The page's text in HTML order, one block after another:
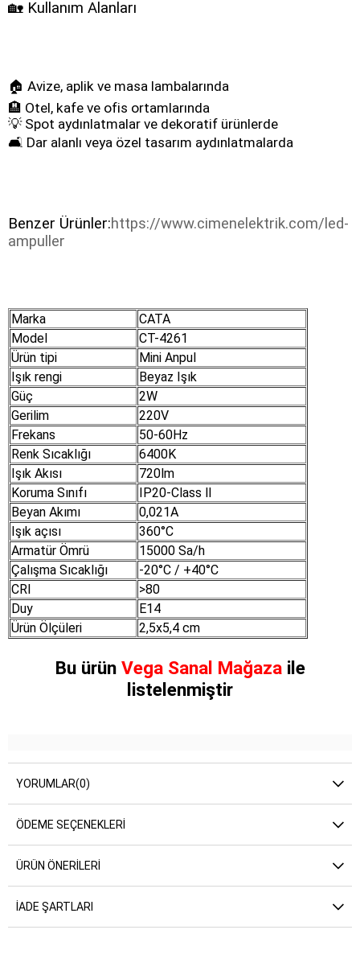
🏡 Kullanım Alanları
🏠 Avize, aplik ve masa lambalarında
🏨 Otel, kafe ve ofis ortamlarında
💡 Spot aydınlatmalar ve dekoratif ürünlerde
🛋️ Dar alanlı veya özel tasarım aydınlatmalarda
Benzer Ürünler:https://www.cimenelektrik.com/led-
ampuller
Marka
CATA
Model
CT-4261
Ürün tipi
Mini Anpul
Işık rengi
Beyaz Işık
Güç
2W
Gerilim
220V
Frekans
50-60Hz
Renk Sıcaklığı
6400K
Işık Akısı
720lm
Koruma Sınıfı
IP20-Class ll
Beyan Akımı
0,021A
Işık açısı
360°C
Armatür Ömrü
15000 Sa/h
Çalışma Sıcaklığı
-20°C / +40°C
CRI
>80
Duy
E14
Ürün Ölçüleri
2,5x5,4 cm
Bu ürün Vega Sanal Mağazaile
listelenmiştir
YORUMLAR(0)
ÖDEME SEÇENEKLERI
ÜRÜN ÖNERILERI
İADE ŞARTLARI